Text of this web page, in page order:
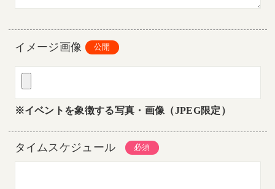
イメージ画像
※イベントを象徴する写真・画像（JPEG限定）
タイムスケジュール